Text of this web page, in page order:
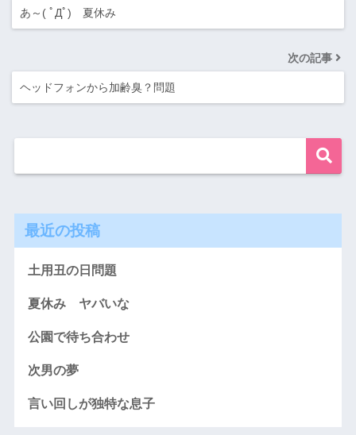
あ～( ﾟДﾟ) 夏休み
次の記事
ヘッドフォンから加齢臭？問題
最近の投稿
土用丑の日問題
夏休み ヤバいな
公園で待ち合わせ
次男の夢
言い回しが独特な息子